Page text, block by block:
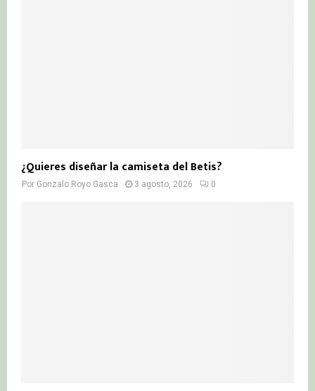
¿Quieres diseñar la camiseta del Betis?
Por Gonzalo Royo Gasca 3 agosto, 2026 0